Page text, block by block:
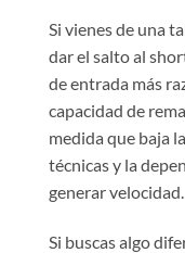
Si vienes de una
dar el salto al
de entrada más
capacidad de
medida que baja
técnicas y la
generar velocidad.
Si buscas algo